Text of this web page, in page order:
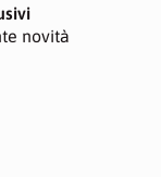
novità